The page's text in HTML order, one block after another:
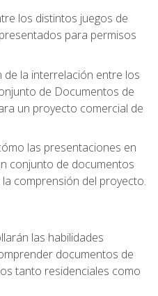
los distintos juegos de
para permisos
la interrelación entre los
de Documentos de
un proyecto comercial de
las presentaciones en
conjunto de documentos
comprensión del proyecto.
las habilidades
documentos de
tanto residenciales como